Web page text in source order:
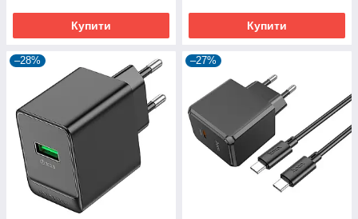
Купити Купити
–28% –27%